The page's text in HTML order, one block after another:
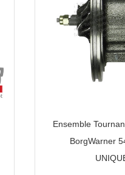
Ensemble
BorgWarner